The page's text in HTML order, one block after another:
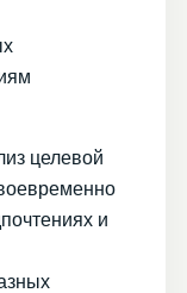
целевой
и